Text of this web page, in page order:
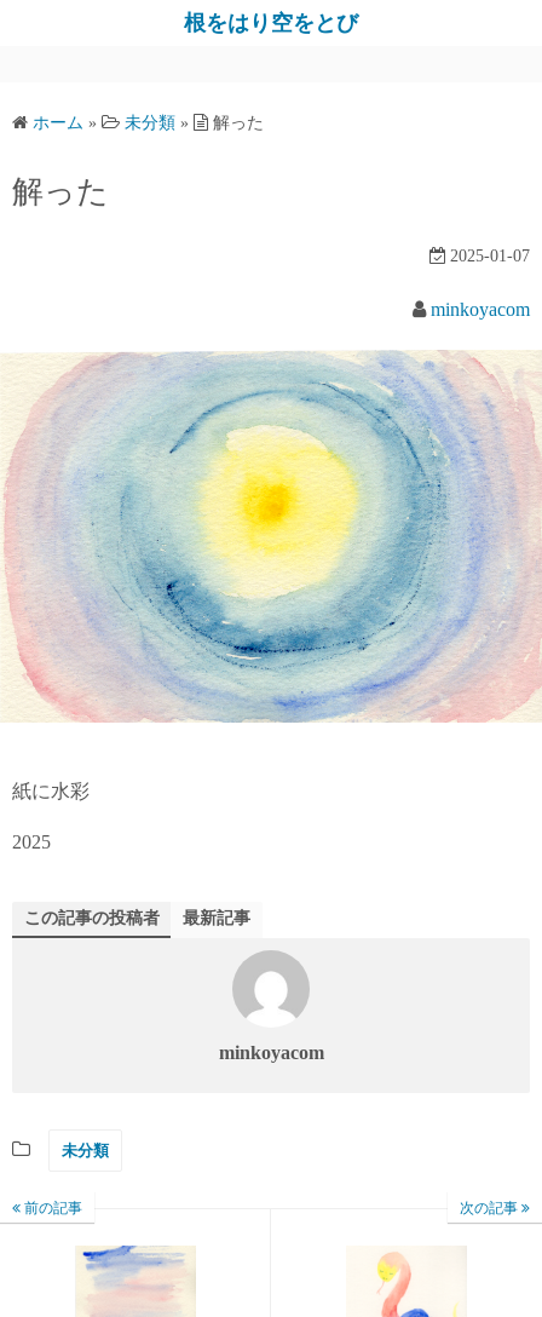
ス
根をはり空をとび
ホーム » 未分類 » 解った
解った
2025-01-07
minkoyacom
紙に水彩
2025
この記事の投稿者 最新記事
minkoyacom
未分類
前の記事 次の記事